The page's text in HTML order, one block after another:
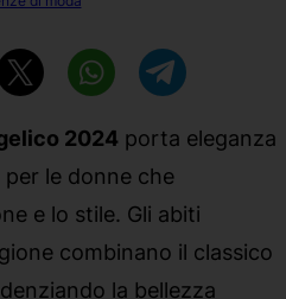
2024 porta eleganza
le donne che
e lo stile. Gli abiti
combinano il classico
la bellezza